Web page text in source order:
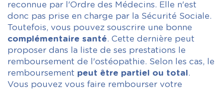
reconnue par l'Ordre des Médecins. Elle n'est
donc pas prise en charge par la Sécurité Sociale.
Toutefois, vous pouvez souscrire une bonne
complémentaire santé. Cette dernière peut
proposer dans la liste de ses prestations le
remboursement de l'ostéopathie. Selon les cas, le
remboursement peut être partiel ou total.
Vous pouvez vous faire rembourser votre